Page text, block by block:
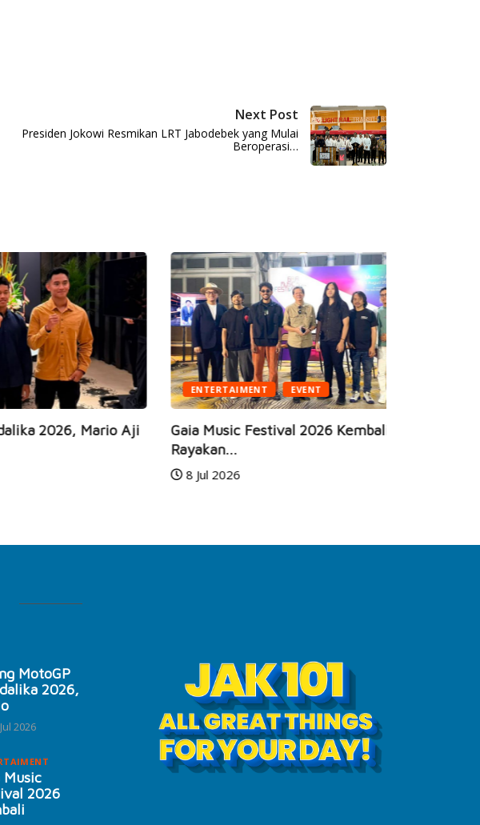
Next Post
Presiden Jokowi Resmikan LRT Jabodebek yang Mulai
Beroperasi…
Mario Aji
ENTERTAIMENT EVENT
Gaia Music Festival 2026 Kembali Hadir,
Rayakan...
8 Jul 2026
MotoGP
2026,
2026
Music
2026